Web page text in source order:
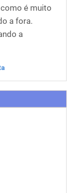
é muito
a fora.
a